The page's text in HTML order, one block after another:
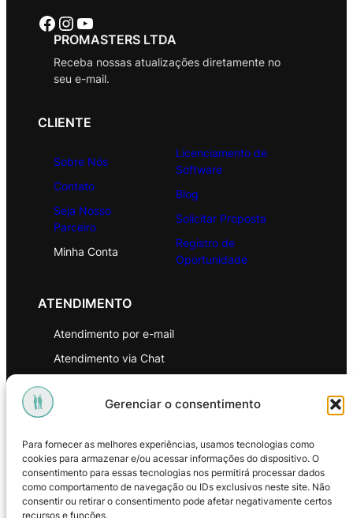
Gerenciar o consentimento
Para fornecer as melhores experiências, usamos tecnologias como
cookies para armazenar e/ou acessar informações do dispositivo. O
consentimento para essas tecnologias nos permitirá processar dados
como comportamento de navegação ou IDs exclusivos neste site. Não
consentir ou retirar o consentimento pode afetar negativamente certos
recursos e funções.
Facebook Instagram Youtube
PROMASTERS LTDA
Receba nossas atualizações diretamente no
seu e-mail.
CLIENTE
Sobre Nós
Contato
Seja Nosso
Parceiro
Minha Conta
Licenciamento de
Software
Blog
Solicitar Proposta
Registro de
Oportunidade
ATENDIMENTO
Atendimento por e-mail
Atendimento via Chat
Política de Privacidade
Política de Troca e Devoluções
Política de Reembolso